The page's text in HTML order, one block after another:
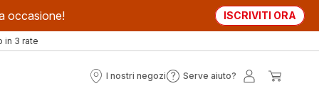
occasione! ISCRIVITI ORA
in 3 rate
I nostri negozi
I
Serve aiuto?
Serve